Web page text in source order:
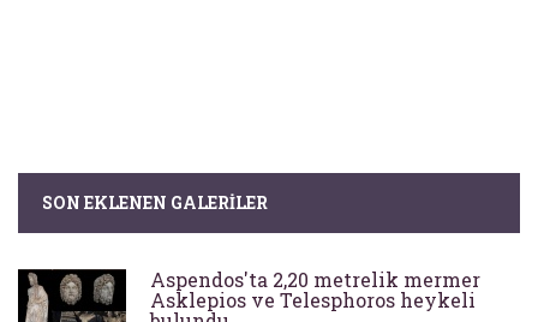
SON EKLENEN GALERILER
Aspendos'ta 2,20 metrelik mermer
Asklepios ve Telesphoros heykeli